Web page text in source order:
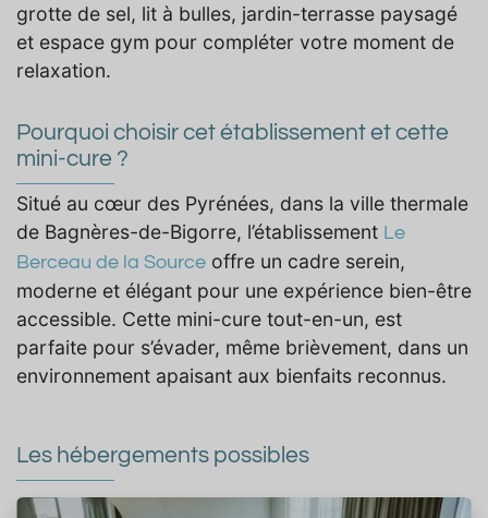
grotte de sel, lit à bulles, jardin-terrasse paysagé
et espace gym pour compléter votre moment de
relaxation.
Pourquoi choisir cet établissement et cette
mini-cure ?
Situé au cœur des Pyrénées, dans la ville thermale
de Bagnères-de-Bigorre, l’établissement Le
Berceau de la Source offre un cadre serein,
moderne et élégant pour une expérience bien-être
accessible. Cette mini-cure tout-en-un, est
parfaite pour s’évader, même brièvement, dans un
environnement apaisant aux bienfaits reconnus.
Les hébergements possibles